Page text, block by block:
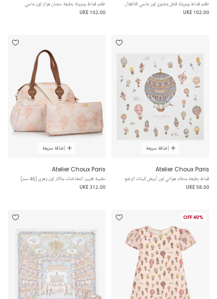
طقم قماط ومريلة قطن عضوي لون عاجي للأطفال
UK£ 102.00
طقم قماط ومريلة بطبعة حصان هزاز لون عاجي
UK£ 102.00
إضافة سريعة
Atelier Choux Paris
قماط بطبعة منطاد هوائي لون أبيض للبنات الرضع
UK£ 58.00
إضافة سريعة
Atelier Choux Paris
حقيبة تغيير الحفاضات جاكار لون زهري (46 سم)
UK£ 312.00
40% OFF